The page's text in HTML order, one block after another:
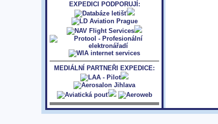
EXPEDICI PODPORUJÍ:
MEDIÁLNÍ PARTNEŘI EXPEDICE: